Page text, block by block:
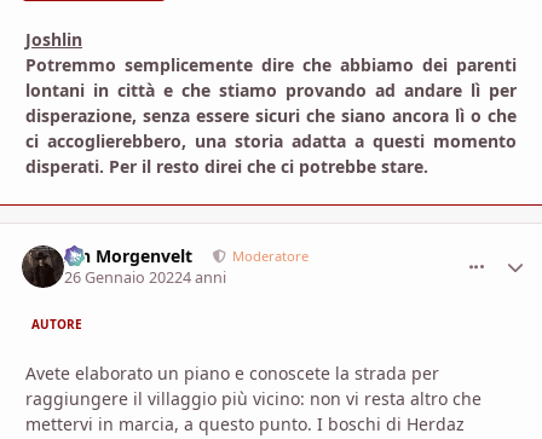
Joshlin
Potremmo semplicemente dire che abbiamo dei parenti
lontani in città e che stiamo provando ad andare lì per
disperazione, senza essere sicuri che siano ancora lì o che
ci accoglierebbero, una storia adatta a questi momento
disperati. Per il resto direi che ci potrebbe stare.
Ian Morgenvelt Moderatore
26 Gennaio 20224 anni
AUTORE
Avete elaborato un piano e conoscete la strada per
raggiungere il villaggio più vicino: non vi resta altro che
mettervi in marcia, a questo punto. I boschi di Herdaz